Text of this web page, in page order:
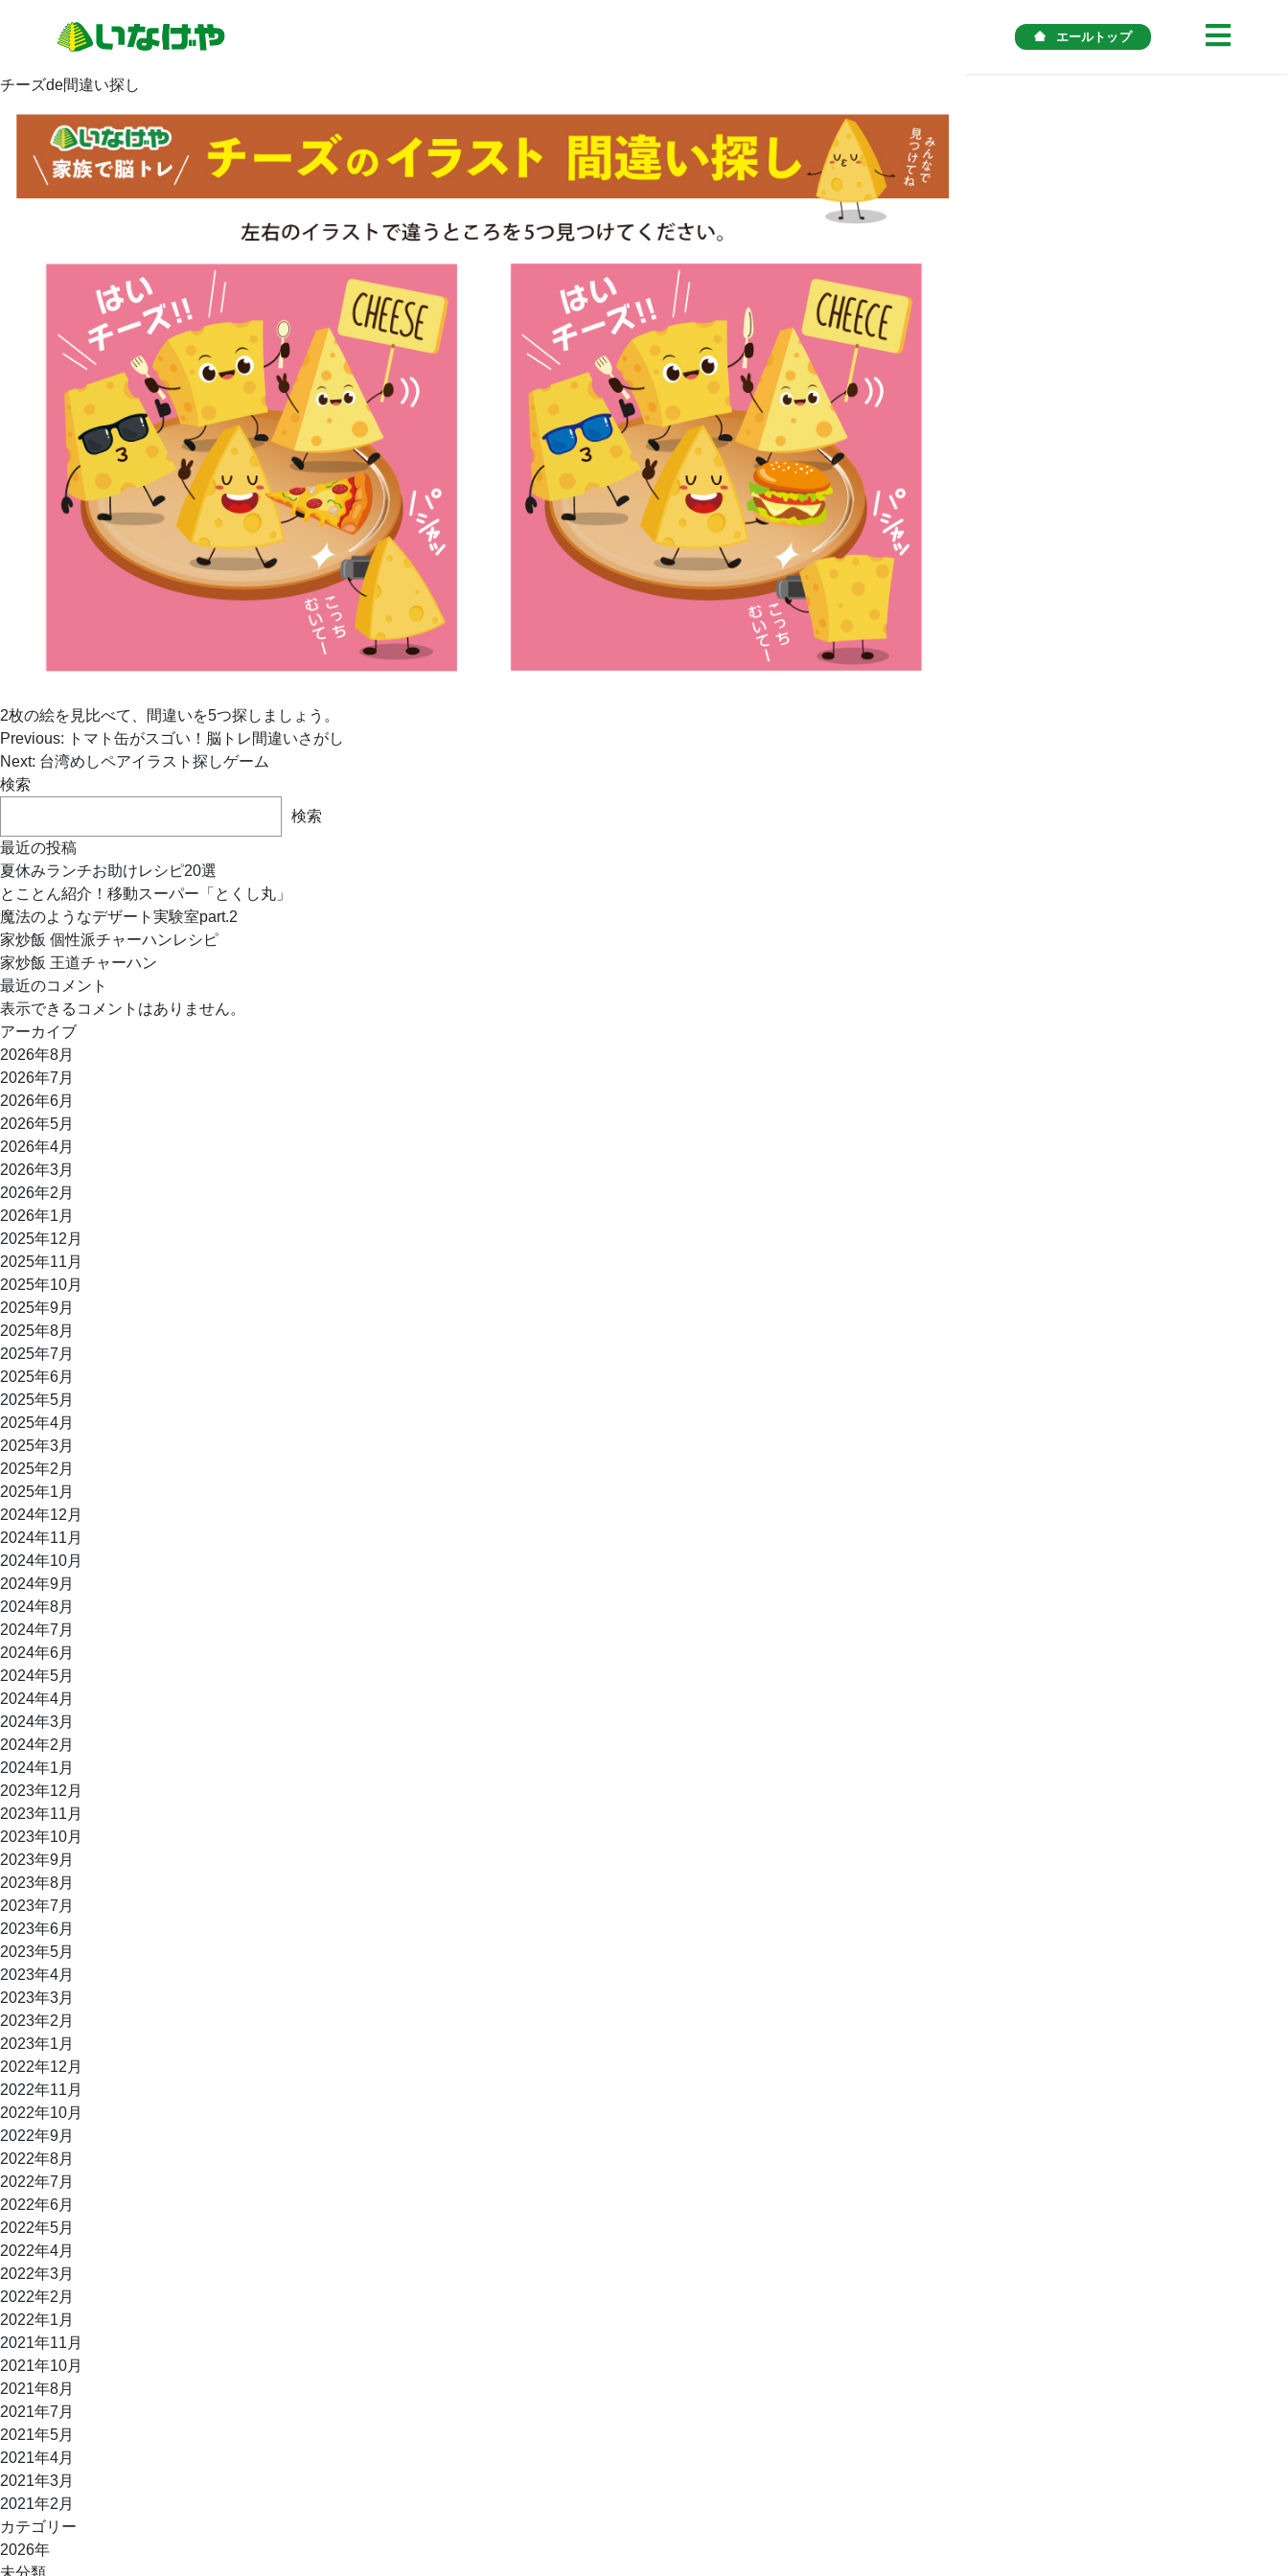
エールトップ
チーズde間違い探し
2枚の絵を見比べて、間違いを5つ探しましょう。
投
稿
ナ
ー
シ
ョ
ン
Previous:
トマト缶がスゴい！脳トレ間違いさがし
Next: 台湾めしペアイラスト探しゲーム
検索
検索
最近の投稿
夏休みランチお助けレシピ20選
とことん紹介！移動スーパー「とくし丸」
魔法のようなデザート実験室part.2
家炒飯 個性派チャーハンレシピ
家炒飯 王道チャーハン
最近のコメント
表示できるコメントはありません。
アーカイブ
2026年8月
2026年7月
2026年6月
2026年5月
2026年4月
2026年3月
2026年2月
2026年1月
2025年12月
2025年11月
2025年10月
2025年9月
2025年8月
2025年7月
2025年6月
2025年5月
2025年4月
2025年3月
2025年2月
2025年1月
2024年12月
2024年11月
2024年10月
2024年9月
2024年8月
2024年7月
2024年6月
2024年5月
2024年4月
2024年3月
2024年2月
2024年1月
2023年12月
2023年11月
2023年10月
2023年9月
2023年8月
2023年7月
2023年6月
2023年5月
2023年4月
2023年3月
2023年2月
2023年1月
2022年12月
2022年11月
2022年10月
2022年9月
2022年8月
2022年7月
2022年6月
2022年5月
2022年4月
2022年3月
2022年2月
2022年1月
2021年11月
2021年10月
2021年8月
2021年7月
2021年5月
2021年4月
2021年3月
2021年2月
カテゴリー
2026年